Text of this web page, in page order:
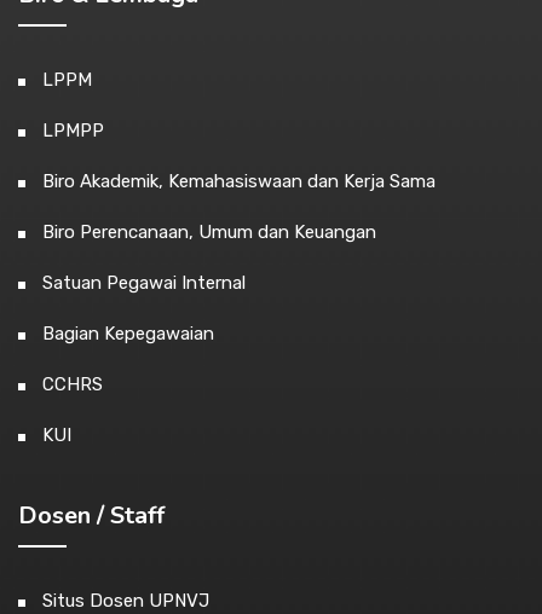
LPPM
LPMPP
Biro Akademik, Kemahasiswaan dan Kerja Sama
Biro Perencanaan, Umum dan Keuangan
Satuan Pegawai Internal
Bagian Kepegawaian
CCHRS
KUI
Dosen / Staff
Situs Dosen UPNVJ